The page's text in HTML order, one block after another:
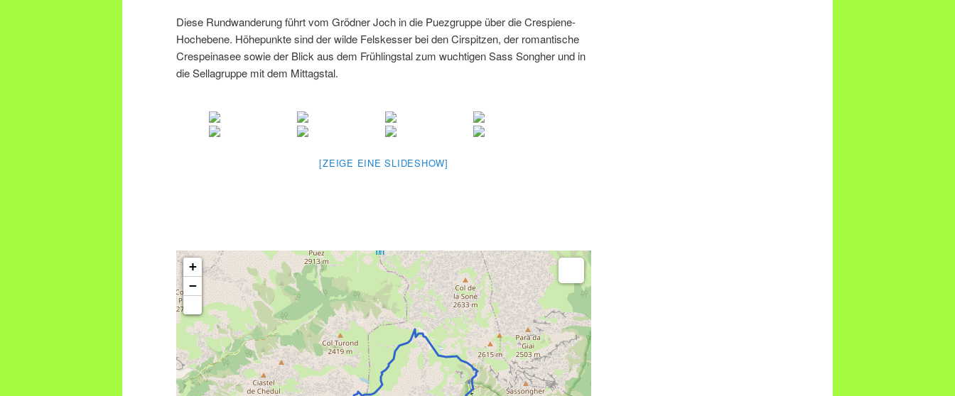
Diese Rundwanderung führt vom Grödner Joch in die Puezgruppe über die Crespiene-
Hochebene. Höhepunkte sind der wilde Felskesser bei den Cirspitzen, der romantische
Crespeinasee sowie der Blick aus dem Frühlingstal zum wuchtigen Sass Songher und in
die Sellagruppe mit dem Mittagstal.
[ZEIGE EINE SLIDESHOW]
+
−